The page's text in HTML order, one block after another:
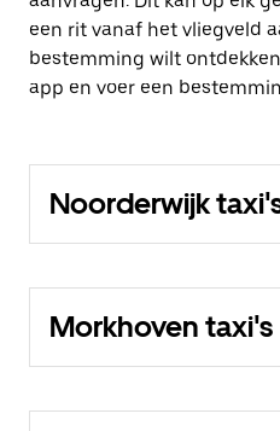
een rit vanaf het vliegveld
bestemming wilt
app en voer een
Noorderwijk
Morkhoven taxi's